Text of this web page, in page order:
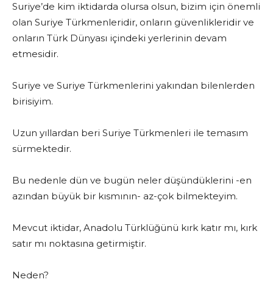
Suriye’de kim iktidarda olursa olsun, bizim için önemli
olan Suriye Türkmenleridir, onların güvenlikleridir ve
onların Türk Dünyası içindeki yerlerinin devam
etmesidir.
Suriye ve Suriye Türkmenlerini yakından bilenlerden
birisiyim.
Uzun yıllardan beri Suriye Türkmenleri ile temasım
sürmektedir.
Bu nedenle dün ve bugün neler düşündüklerini -en
azından büyük bir kısmının- az-çok bilmekteyim.
Mevcut iktidar, Anadolu Türklüğünü kırk katır mı, kırk
satır mı noktasına getirmiştir.
Neden?